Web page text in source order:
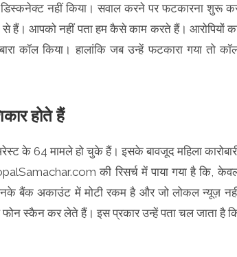
नहीं किया। सवाल करने पर फटकारना शुरू
से हैं। आपको नहीं पता हम कैसे काम करते हैं। आरोपियों
कॉल किया। हालांकि जब उन्हें फटकारा गया तो
होते हैं
के 64 मामले हो चुके हैं। इसके बावजूद महिला
की रिसर्च में पाया गया है कि,
बैंक अकाउंट में मोटी रकम है और जो लोकल न्यूज़
स्कैन कर लेते हैं। इस प्रकार उन्हें पता चल जाता है